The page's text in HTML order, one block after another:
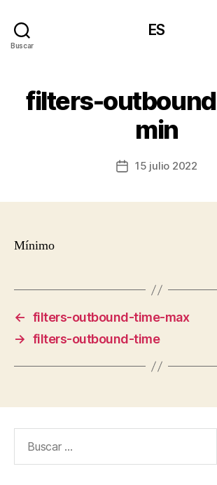
Buscar
ES
filters-
min
Fecha15 julio 2022
Mínimo
← filters-outbound-time-max
→ filters-outbound-time